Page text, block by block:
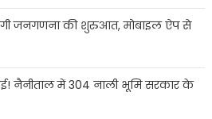
होगी जनगणना की शुरुआत, मोबाइल ऐप से
नैनीताल में 304 नाली भूमि सरकार के